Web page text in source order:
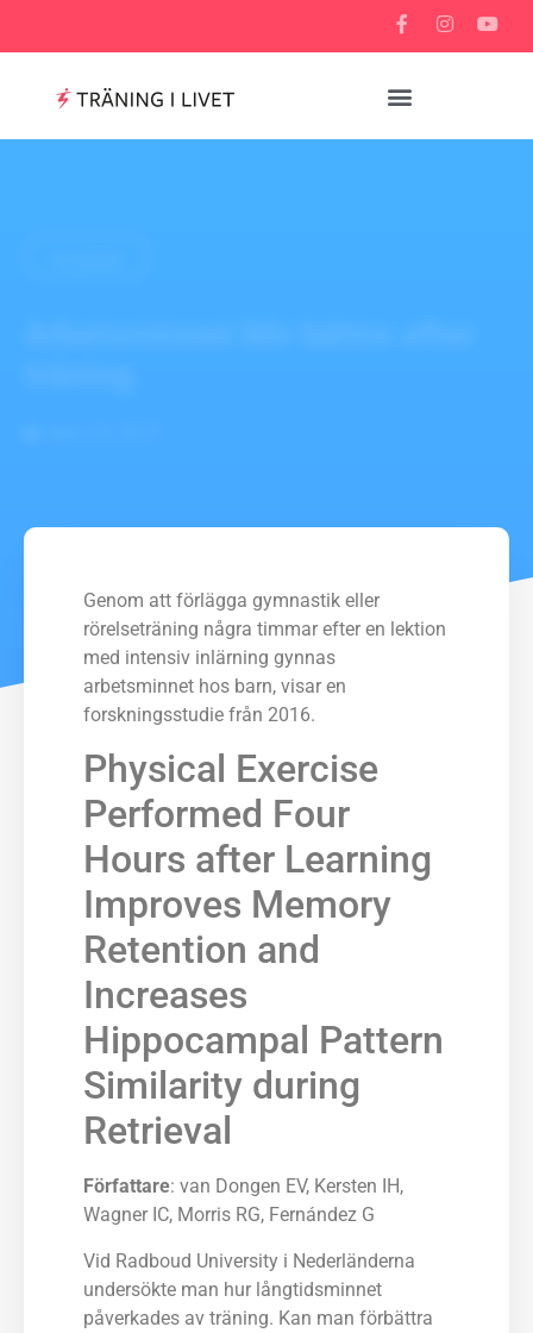
Genom att förlägga gymnastik eller
rörelseträning några timmar efter en lektion
med intensiv inlärning gynnas
arbetsminnet hos barn, visar en
forskningsstudie från 2016.
Physical Exercise
Performed Four
Hours after Learning
Improves Memory
Retention and
Increases
Hippocampal Pattern
Similarity during
Retrieval
Författare: van Dongen EV, Kersten IH,
Wagner IC, Morris RG, Fernández G
Vid Radboud University i Nederländerna
undersökte man hur långtidsminnet
påverkades av träning. Kan man förbättra